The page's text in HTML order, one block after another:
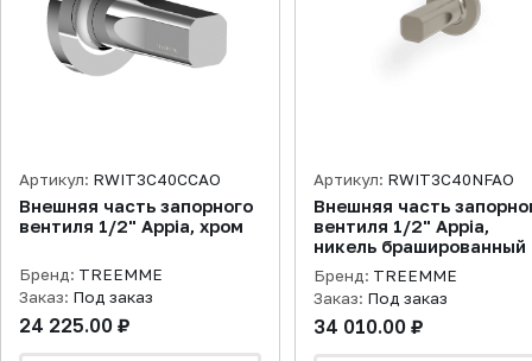
Артикул: RWIT3C40CCAO
Внешняя часть запорного
вентиля 1/2" Appia, хром
Бренд: TREEMME
Заказ: Под заказ
24 225.00 ₽
Артикул: RWIT3C40NFAO
Внешняя часть
вентиля 1/2" Appia,
никель брашированный
Бренд: TREEMME
Заказ: Под заказ
34 010.00 ₽